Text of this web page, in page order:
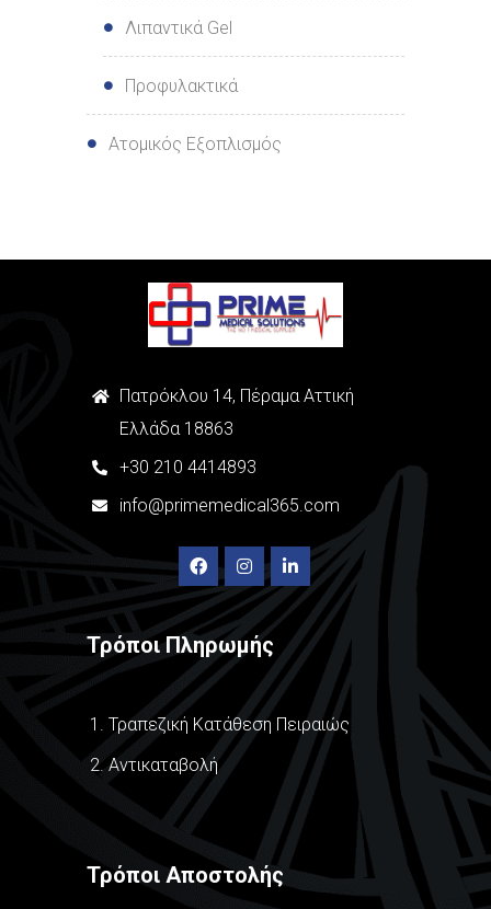
Λιπαντικά Gel
Προφυλακτικά
Ατομικός Εξοπλισμός
Πατρόκλου 14, Πέραμα Αττική
Ελλάδα 18863
+30 210 4414893
info@primemedical365.com
Τρόποι Πληρωμής
Τραπεζική Κατάθεση Πειραιώς
Αντικαταβολή
Τρόποι Αποστολής